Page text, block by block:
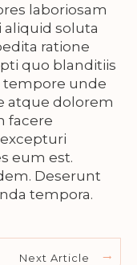
laboriosam
aliquid soluta
ratione
quo blanditiis
tempore unde
atque dolorem
facere
eum est.
Deserunt
tempora.
Next Article